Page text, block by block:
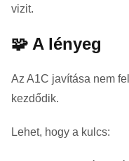
vizit.
🧩 A lényeg
Az A1C javítása nem
kezdődik.
Lehet, hogy a kulcs: